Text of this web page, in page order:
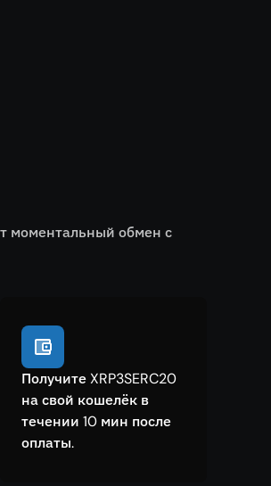
моментальный обмен с
Получите XRP3SERC20
на свой кошелёк в
течении 10 мин после
оплаты.